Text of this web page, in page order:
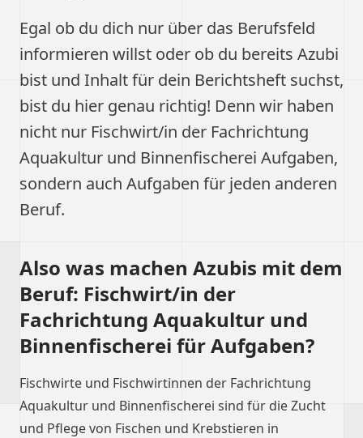
Egal ob du dich nur über das Berufsfeld
informieren willst oder ob du bereits Azubi
bist und Inhalt für dein Berichtsheft suchst,
bist du hier genau richtig! Denn wir haben
nicht nur Fischwirt/in der Fachrichtung
Aquakultur und Binnenfischerei Aufgaben,
sondern auch Aufgaben für jeden anderen
Beruf.
Also was machen Azubis mit dem
Beruf: Fischwirt/in der
Fachrichtung Aquakultur und
Binnenfischerei für Aufgaben?
Fischwirte und Fischwirtinnen der Fachrichtung
Aquakultur und Binnenfischerei sind für die Zucht
und Pflege von Fischen und Krebstieren in